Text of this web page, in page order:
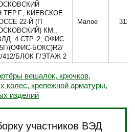
КИЕВСКОЕ
22-Й (П
КМ.,
4 СТР. 2, ОФИС
(ОФИС-БОКС)R2/
412/БЛОК Г/ЭТАЖ 2
Малое
вешалок, крючков,
колес, крепежной арматуры,
изделий
участников ВЭД